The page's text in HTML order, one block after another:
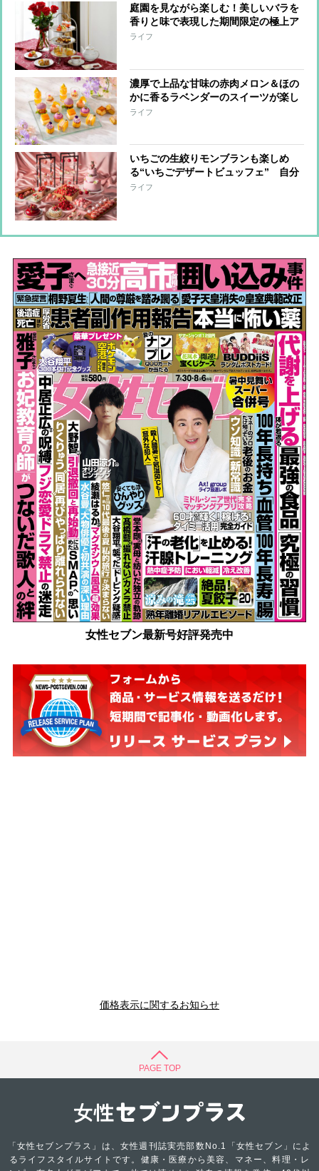
庭園を見ながら楽しむ！美しいバラを
香りと味で表現した期間限定の極上ア
フタヌーンティー
ライフ
濃厚で上品な甘味の赤肉メロン＆ほの
かに香るラベンダーのスイーツが楽し
めるアフタヌーンティー
ライフ
いちごの生絞りモンブランも楽しめ
る“いちごデザートビュッフェ” 自分
だけのアフタヌーンティーも作れる！
ライフ
女性セブン最新号好評発売中
価格表示に関するお知らせ
PAGE TOP
「女性セブンプラス」は、女性週刊誌実売部数No.1「女性セブン」によ
るライフスタイルサイトです。健康・医療から美容、マネー、料理・レ